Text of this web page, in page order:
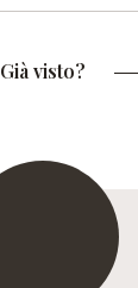
Già visto?